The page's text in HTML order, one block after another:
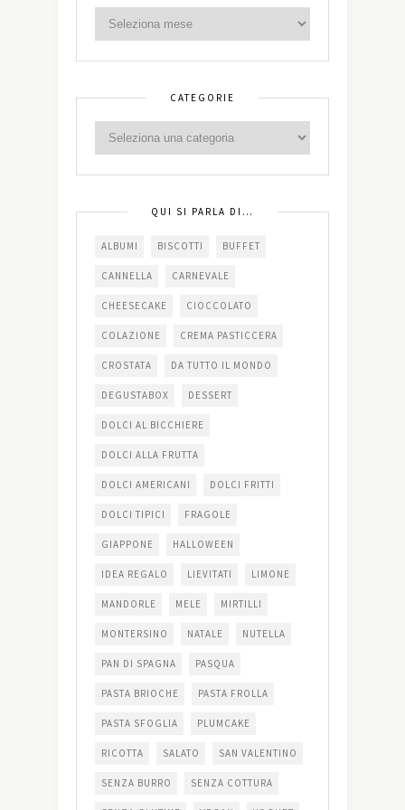
CATEGORIE
QUI SI PARLA DI…
ALBUMI BISCOTTI BUFFET
CANNELLA CARNEVALE
CHEESECAKE CIOCCOLATO
COLAZIONE CREMA PASTICCERA
CROSTATA DA TUTTO IL MONDO
DEGUSTABOX DESSERT
DOLCI AL BICCHIERE
DOLCI ALLA FRUTTA
DOLCI AMERICANI DOLCI FRITTI
DOLCI TIPICI FRAGOLE
GIAPPONE HALLOWEEN
IDEA REGALO LIEVITATI LIMONE
MANDORLE MELE MIRTILLI
MONTERSINO NATALE NUTELLA
PAN DI SPAGNA PASQUA
PASTA BRIOCHE PASTA FROLLA
PASTA SFOGLIA PLUMCAKE
RICOTTA SALATO SAN VALENTINO
SENZA BURRO SENZA COTTURA